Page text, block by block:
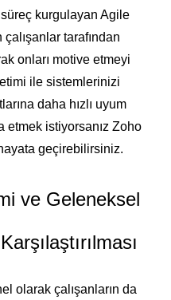
kurgulayan Agile
tarafından
onları motive etmeyi
ile sistemlerinizi
daha hızlı uyum
istiyorsanız Zoho
geçirebilirsiniz.
ve Geleneksel
olarak çalışanların da